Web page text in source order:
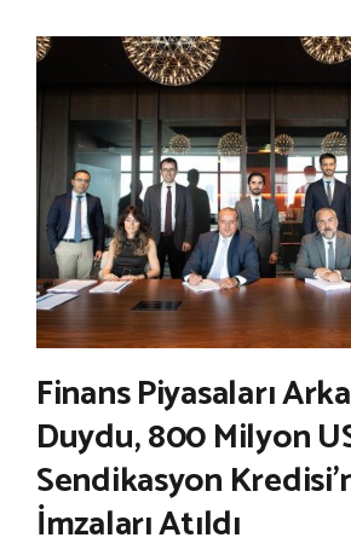
Finans Piyasaları
Duydu, 800 Milyon
Sendikasyon
İmzaları Atıldı